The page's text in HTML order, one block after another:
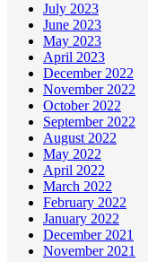
July 2023
June 2023
May 2023
April 2023
December 2022
November 2022
October 2022
September 2022
August 2022
May 2022
April 2022
March 2022
February 2022
January 2022
December 2021
November 2021